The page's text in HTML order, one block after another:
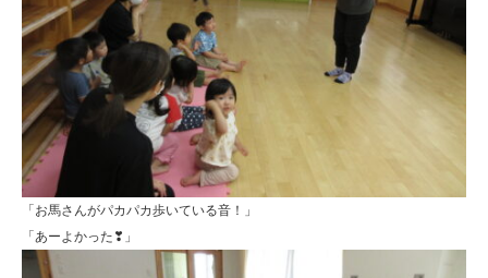
「お馬さんがパカパカ歩いている音！」
「あーよかった❣」